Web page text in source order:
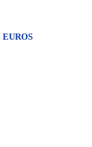
EUROS